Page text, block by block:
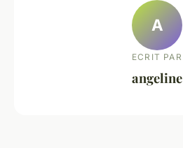
A
ECRIT PAR
angeline